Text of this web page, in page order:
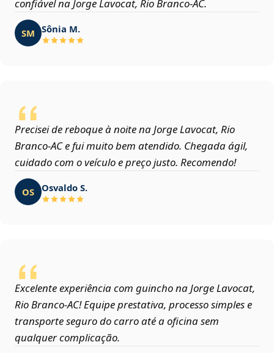
confiável na Jorge Lavocat, Rio Branco‑AC.
SM Sônia M.
Precisei de reboque à noite na Jorge Lavocat, Rio
Branco‑AC e fui muito bem atendido. Chegada ágil,
cuidado com o veículo e preço justo. Recomendo!
OS Osvaldo S.
Excelente experiência com guincho na Jorge Lavocat,
Rio Branco‑AC! Equipe prestativa, processo simples e
transporte seguro do carro até a oficina sem
qualquer complicação.